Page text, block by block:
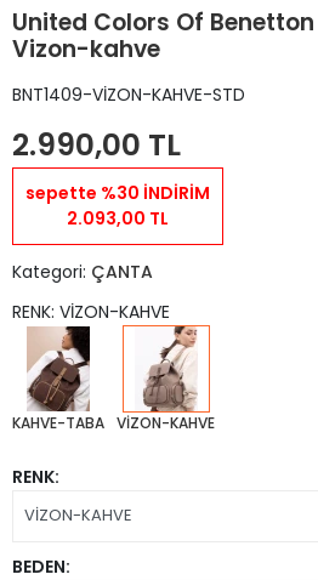
United Colors Of
Vizon-kahve
BNT1409-VİZON-KAHVE-STD
2.990,00 TL
sepette %30 İNDİRİM
2.093,00 TL
Kategori: ÇANTA
RENK: VİZON-KAHVE
KAHVE-TABA VİZON-KAHVE
RENK:
BEDEN: